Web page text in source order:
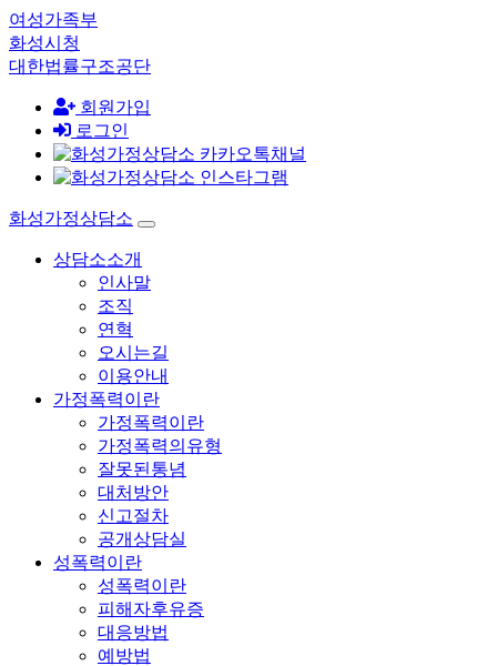
여성가족부
화성시청
대한법률구조공단
회원가입
로그인
화성가정상담소
상담소소개
인사말
조직
연혁
오시는길
이용안내
가정폭력이란
가정폭력이란
가정폭력의유형
잘못된통념
대처방안
신고절차
공개상담실
성폭력이란
성폭력이란
피해자후유증
대응방법
예방법